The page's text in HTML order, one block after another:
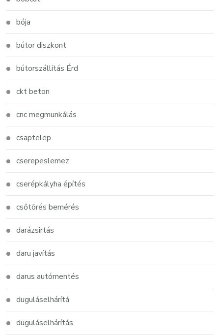
bója
bútor diszkont
bútorszállítás Érd
ckt beton
cnc megmunkálás
csaptelep
cserepeslemez
cserépkályha építés
csőtörés bemérés
darázsirtás
daru javítás
darus autómentés
duguláselhárítá
duguláselhárítás